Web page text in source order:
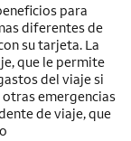
para
diferentes de
su tarjeta. La
que le permite
del viaje si
emergencias
de viaje, que